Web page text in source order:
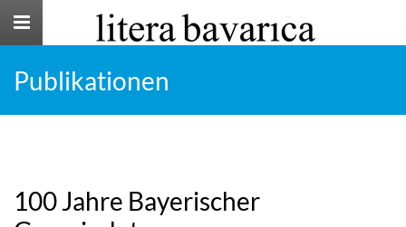
Toggle
Publikationen
100 Jahre Bayerischer